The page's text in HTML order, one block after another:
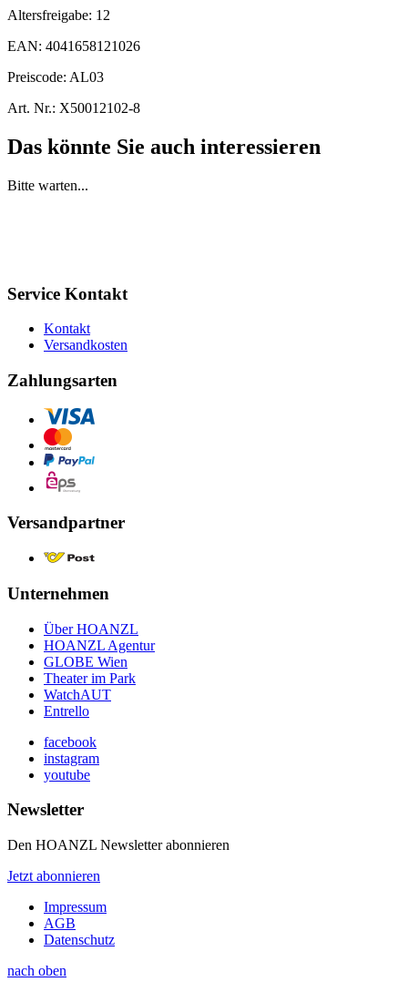
Altersfreigabe: 12
EAN: 4041658121026
Preiscode: AL03
Art. Nr.: X50012102-8
Das könnte Sie auch interessieren
Bitte warten...
Service Kontakt
Kontakt
Versandkosten
Zahlungsarten
Versandpartner
Unternehmen
Über HOANZL
HOANZL Agentur
GLOBE Wien
Theater im Park
WatchAUT
Entrello
facebook
instagram
youtube
Newsletter
Den HOANZL Newsletter abonnieren
Jetzt abonnieren
Impressum
AGB
Datenschutz
nach oben